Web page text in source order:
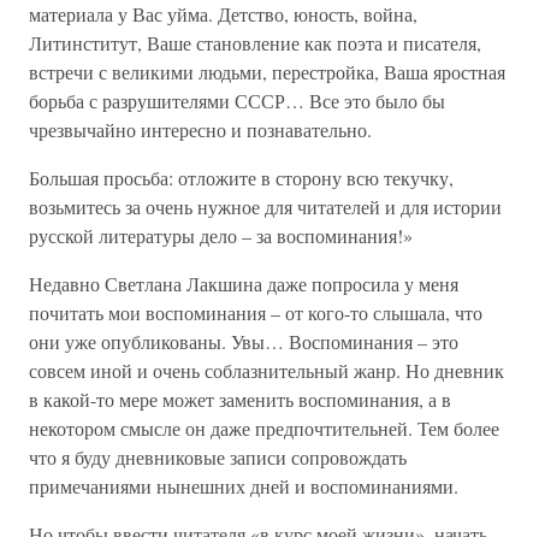
материала у Вас уйма. Детство, юность, война,
Литинститут, Ваше становление как поэта и писателя,
встречи с великими людьми, перестройка, Ваша яростная
борьба с разрушителями СССР… Все это было бы
чрезвычайно интересно и познавательно.
Большая просьба: отложите в сторону всю текучку,
возьмитесь за очень нужное для читателей и для истории
русской литературы дело – за воспоминания!»
Недавно Светлана Лакшина даже попросила у меня
почитать мои воспоминания – от кого-то слышала, что
они уже опубликованы. Увы… Воспоминания – это
совсем иной и очень соблазнительный жанр. Но дневник
в какой-то мере может заменить воспоминания, а в
некотором смысле он даже предпочтительней. Тем более
что я буду дневниковые записи сопровождать
примечаниями нынешних дней и воспоминаниями.